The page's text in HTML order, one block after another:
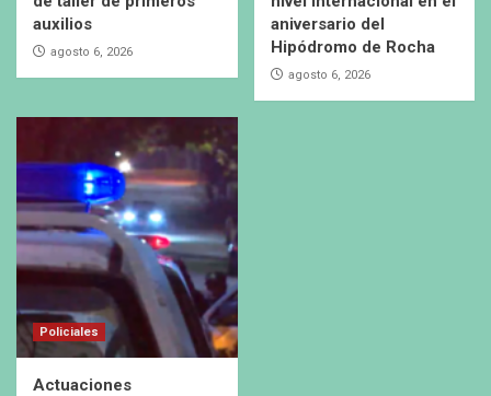
auxilios
agosto 6, 2026
aniversario del
Hipódromo de Rocha
agosto 6, 2026
Policiales
Actuaciones